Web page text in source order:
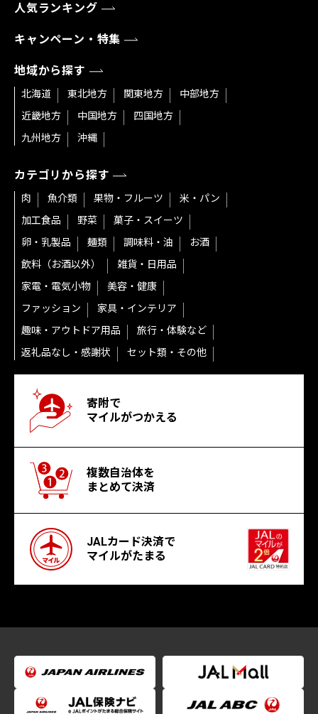
人気ランキング
キャンペーン・特集
地域から探す
北海道 東北地方 関東地方
中部地方
近畿地方
中国地方
四国地方
九州地方
沖縄
カテゴリから探す
肉 魚介類 果物・フルーツ
米・パン
加工食品
野菜
菓子・スイーツ
卵・乳製品
麺類 調味料・油
お酒
飲料（お酒以外）
雑貨・日用品
家電・電気小物
美容・健康
ファッション
家具・インテリア
趣味・アウトドア用品
旅行・体験など
返礼品なし・感謝状
セット類・その他
寄附で
マイルがつかえる
複数自治体を
まとめて決済
JALカード決済で
マイルがたまる